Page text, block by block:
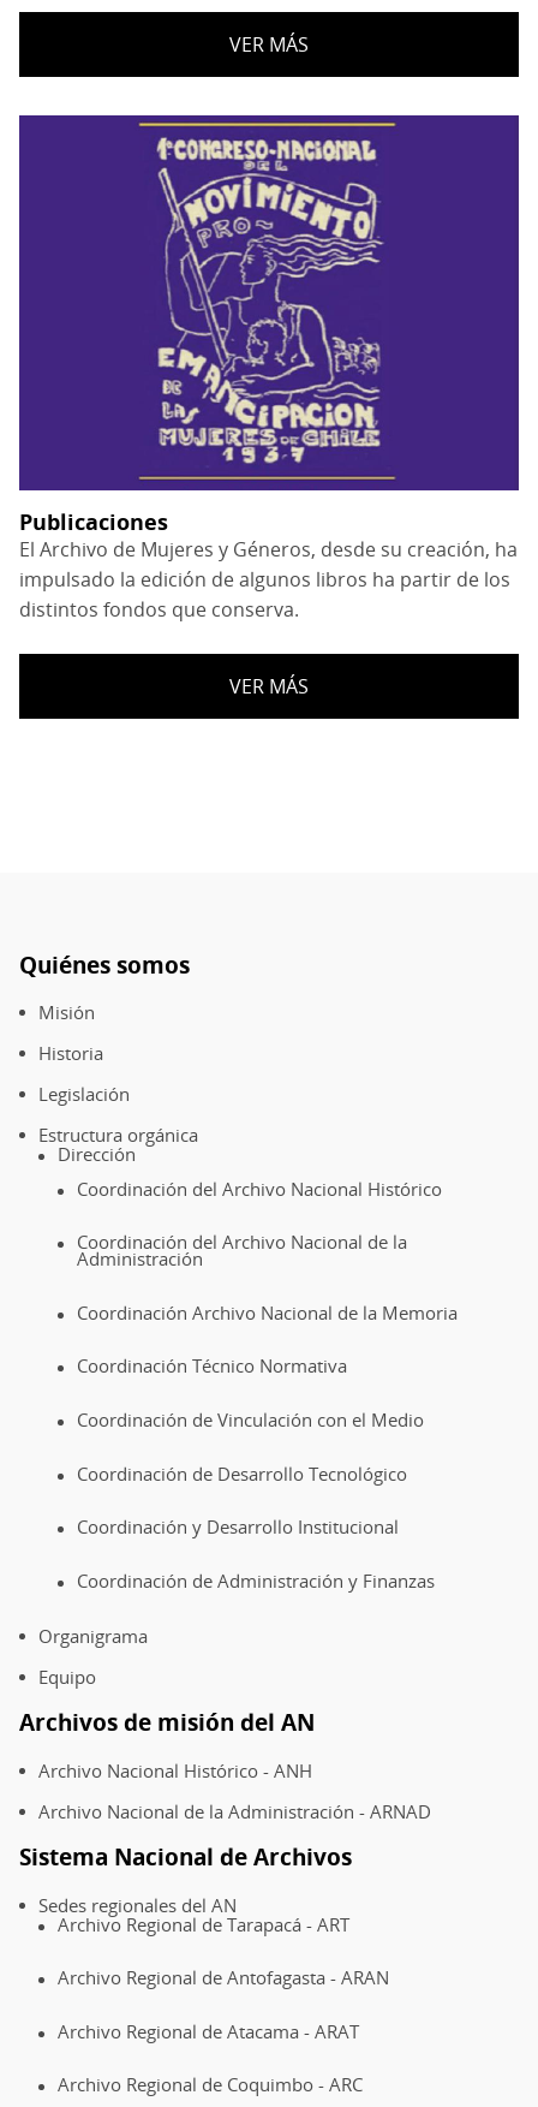
VER MÁS
Publicaciones
El Archivo de Mujeres y Géneros, desde su creación, ha
impulsado la edición de algunos libros ha partir de los
distintos fondos que conserva.
VER MÁS
Pie
de
página
Quiénes somos
Misión
Historia
Legislación
Estructura orgánica
Dirección
Coordinación del Archivo Nacional Histórico
Coordinación del Archivo Nacional de la
Administración
Coordinación Archivo Nacional de la Memoria
Coordinación Técnico Normativa
Coordinación de Vinculación con el Medio
Coordinación de Desarrollo Tecnológico
Coordinación y Desarrollo Institucional
Coordinación de Administración y Finanzas
Organigrama
Equipo
Archivos de misión del AN
Archivo Nacional Histórico - ANH
Archivo Nacional de la Administración - ARNAD
Sistema Nacional de Archivos
Sedes regionales del AN
Archivo Regional de Tarapacá - ART
Archivo Regional de Antofagasta - ARAN
Archivo Regional de Atacama - ARAT
Archivo Regional de Coquimbo - ARC